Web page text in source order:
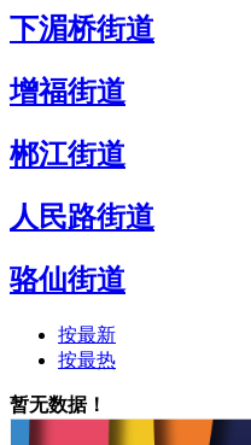
下湄桥街道
增福街道
郴江街道
人民路街道
骆仙街道
按最新
按最热
暂无数据！